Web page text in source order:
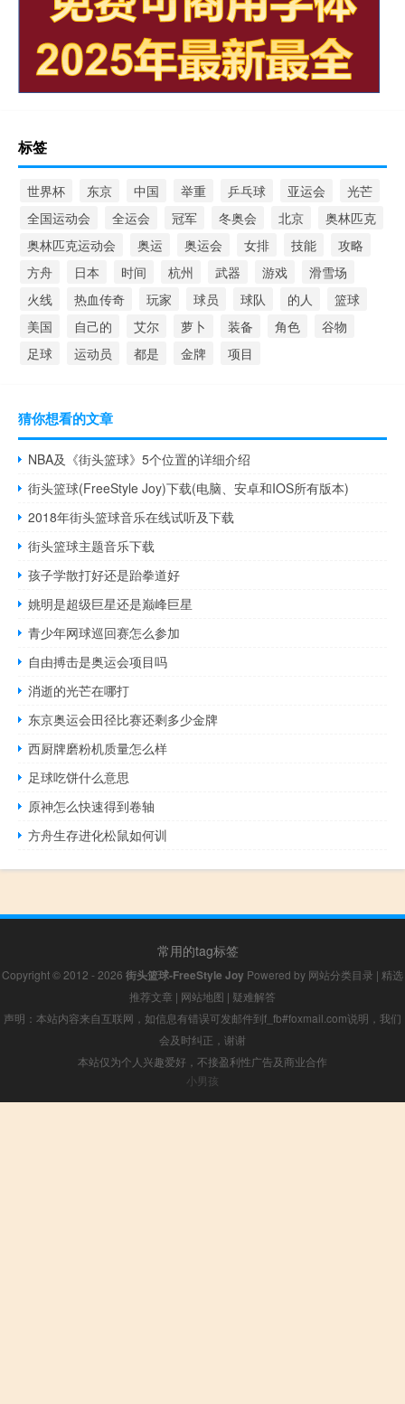
标签
世界杯 东京 中国 举重 乒乓球 亚运会
光芒
全国运动会
全运会 冠军 冬奥会 北京
奥林匹克
奥林匹克运动会
奥运 奥运会 女排 技能
攻略
方舟
日本 时间 杭州 武器 游戏
滑雪场
火线
热血传奇 玩家 球员 球队 的人
篮球
美国
自己的 艾尔 萝卜 装备 角色
谷物
足球
运动员 都是 金牌 项目
猜你想看的文章
NBA及《街头篮球》5个位置的详细介绍
街头篮球(FreeStyle Joy)下载(电脑、安卓和IOS所有版本)
2018年街头篮球音乐在线试听及下载
街头篮球主题音乐下载
孩子学散打好还是跆拳道好
姚明是超级巨星还是巅峰巨星
青少年网球巡回赛怎么参加
自由搏击是奥运会项目吗
消逝的光芒在哪打
东京奥运会田径比赛还剩多少金牌
西厨牌磨粉机质量怎么样
足球吃饼什么意思
原神怎么快速得到卷轴
方舟生存进化松鼠如何训
常用的tag标签
Copyright © 2012 - 2026 街头篮球-FreeStyle Joy Powered by 网站分类目录 | 精选
推荐文章 | 网站地图 | 疑难解答
声明：本站内容来自互联网，如信息有错误可发邮件到f_fb#foxmail.com说明，我们
会及时纠正，谢谢
本站仅为个人兴趣爱好，不接盈利性广告及商业合作
小男孩